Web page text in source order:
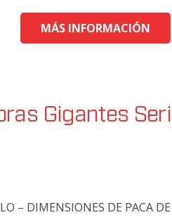
MÁS INFORMACIÓN
Gigantes
– DIMENSIONES DE PACA